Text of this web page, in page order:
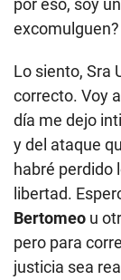
excomulguen?
Lo siento, Sra
correcto. Voy
día me dejo
y del ataque
habré perdido
libertad.
Bertomeo u
pero para
justicia sea